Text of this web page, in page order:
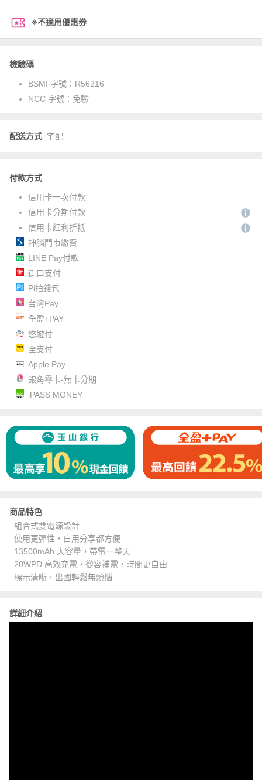
※不適用優惠券
檢驗碼
BSMI 字號： R56216
NCC 字號： 免驗
配送方式 宅配
付款方式
信用卡一次付款
信用卡分期付款
信用卡紅利折抵
神腦門市繳費
LINE Pay付款
街口支付
Pi拍錢包
台灣Pay
全盈+PAY
悠遊付
全支付
Apple Pay
銀角零卡-無卡分期
iPASS MONEY
商品特色
組合式雙電源設計
使用更彈性，自用分享都方便
13500mAh 大容量，帶電一整天
20WPD 高效充電，從容補電，時間更自由
標示清晰，出國輕鬆無煩惱
詳細介紹